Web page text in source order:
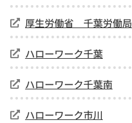
厚生労働省 千葉労働局
ハローワーク千葉
ハローワーク千葉南
ハローワーク市川